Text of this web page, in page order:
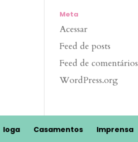
Meta
Acessar
Feed de posts
Feed de comentários
WordPress.org
Ioga Casamentos
Imprensa